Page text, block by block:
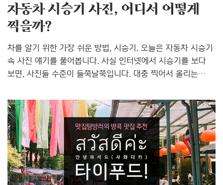
자동차 시승기 사진, 어디서 어떻게
찍을까?
차를 알기 위한 가장 쉬운 방법, 시승기. 오늘은 자동차 시승기
속 사진 얘기를 풀어봅니다. 사실 인터넷에서 시승기를 보다
보면, 사진들 수준이 들쭉날쭉입니다. 대충 찍어서 올리는
매체도 있습니다. 아쉽게도 는 전문 사진사까지 고용하진
않지만, 나름대로 (제가) 멋지게 찍으려고 노력하고 있습니다.
지난 1년간 기자로 활동하며 배운 차 사진 찍는 노하우를
‘살짝’ 공개합니다. ▶ 자동차 전문 매거진 ‘카미디어’ 바로
가기 차 사진을 멋지게 찍으려면 엄청 뛰어다녀야 합니다.
왜냐고요? 차는 멀리서 찍어야 멋지기 때문이죠. 다들
아시다시피 차는 큽니다. 소형차 길이가 4m를 넘으니